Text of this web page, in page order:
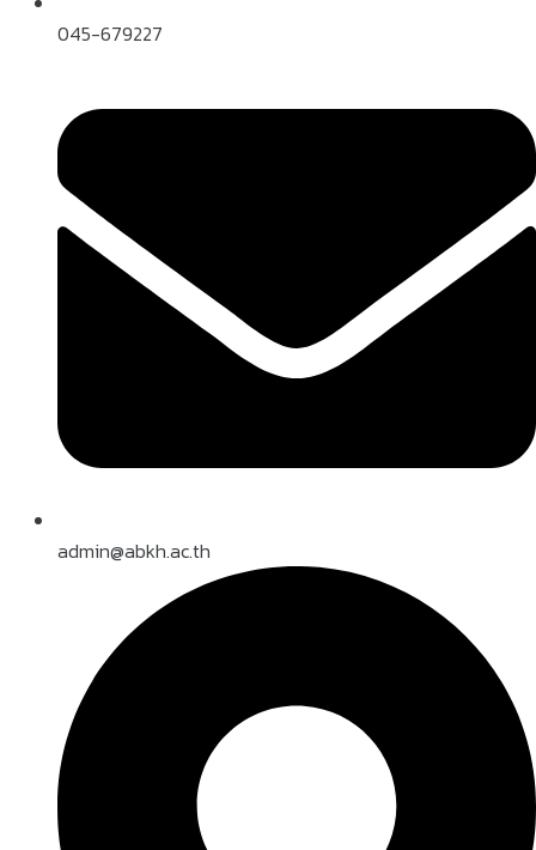
045-679227
admin@abkh.ac.th